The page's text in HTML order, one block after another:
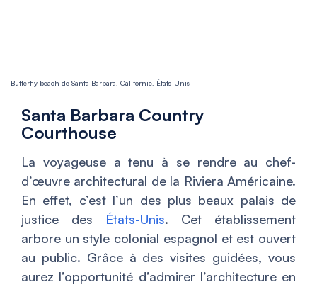
Butterfly beach de Santa Barbara, Californie, États-Unis
Santa Barbara Country
Courthouse
La voyageuse a tenu à se rendre au chef-
d’œuvre architectural de la Riviera Américaine.
En effet, c’est l’un des plus beaux palais de
justice des États-Unis. Cet établissement
arbore un style colonial espagnol et est ouvert
au public. Grâce à des visites guidées, vous
aurez l’opportunité d’admirer l’architecture en